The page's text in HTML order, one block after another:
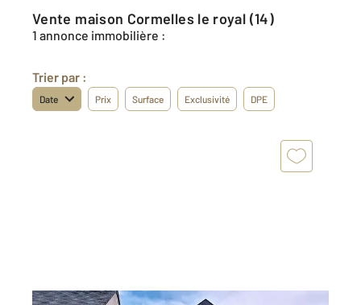
Vente maison Cormelles le royal (14)
1 annonce immobilière :
Trier par :
Date Prix Surface Exclusivité DPE